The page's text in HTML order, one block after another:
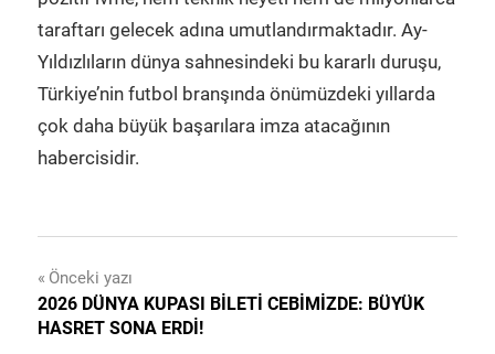
taraftarı gelecek adına umutlandırmaktadır. Ay-
Yıldızlıların dünya sahnesindeki bu kararlı duruşu,
Türkiye’nin futbol branşında önümüzdeki yıllarda
çok daha büyük başarılara imza atacağının
habercisidir.
Yazı
gezinmesi
Önceki yazı
2026 DÜNYA KUPASI BILETI CEBIMIZDE: BÜYÜK
HASRET SONA ERDI!